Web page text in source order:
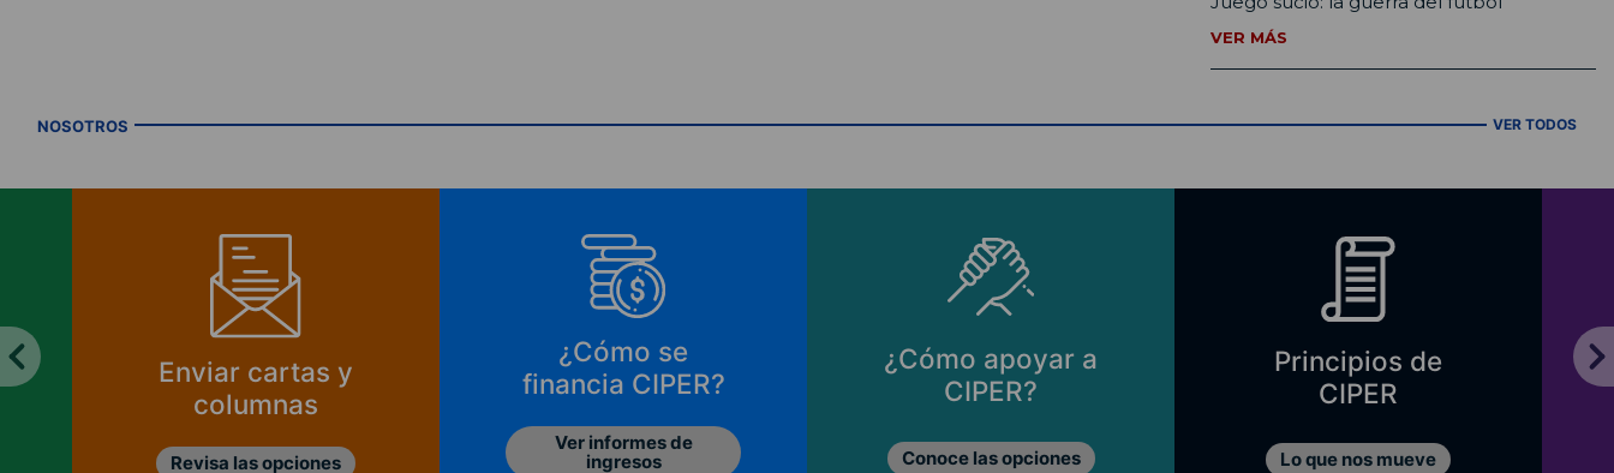
VER MÁS
NOSOTROS VER TODOS
Enviar cartas y
columnas
Revisa las opciones
¿Cómo se
financia CIPER?
Ver informes de
ingresos
¿Cómo apoyar a
CIPER?
Conoce las opciones
Principios de
CIPER
Lo que nos mueve